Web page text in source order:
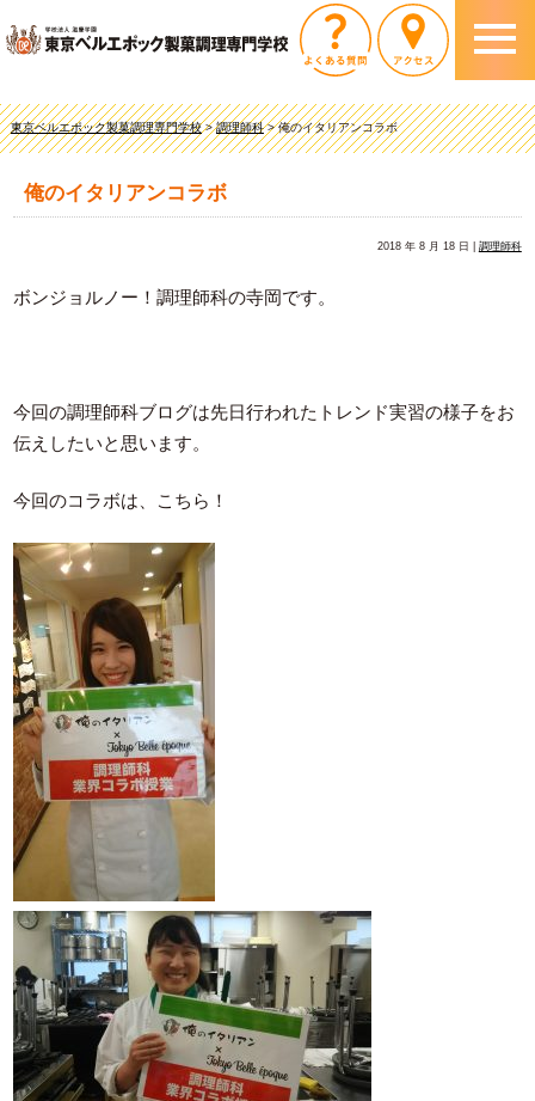
東京ベルエポック製菓調理専門学校>調理師科>俺のイタリアンコラボ
俺のイタリアンコラボ
2018 年 8 月 18 日 | 調理師科
ボンジョルノー！調理師科の寺岡です。
今回の調理師科ブログは先日行われたトレンド実習の様子をお
伝えしたいと思います。
今回のコラボは、こちら！